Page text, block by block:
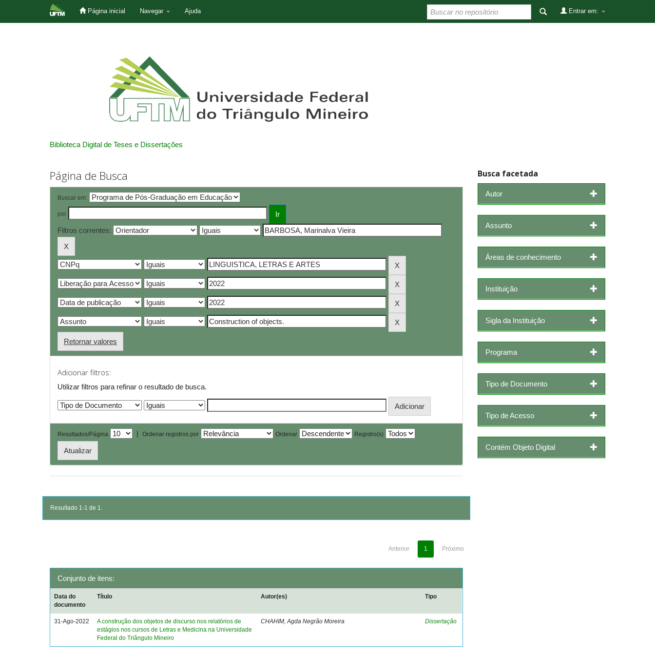
Página inicial Navegar Ajuda Entrar em:
Biblioteca Digital de Teses e Dissertações
Página de Busca
Buscar em:
por
Filtros correntes:
Retornar valores
Adicionar filtros:
Utilizar filtros para refinar o resultado de busca.
Resultados/Página | Ordenar registros por Ordenar Registro(s)
Resultado 1-1 de 1.
Anterior 1 Próximo
Conjunto de itens:
Data do
documento
Título Autor(es) Tipo
31-Ago-2022
A construção dos objetos de discurso nos relatórios de
estágios nos cursos de Letras e Medicina na Universidade
Federal do Triângulo Mineiro
CHAHIM, Agda Negrão Moreira Dissertação
Busca facetada
Autor
Assunto
Áreas de conhecimento
Instituição
Sigla da Instituição
Programa
Tipo de Documento
Tipo de Acesso
Contém Objeto Digital